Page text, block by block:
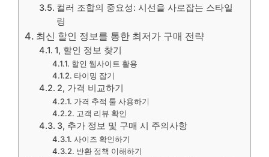
컬러 조합의 중요성: 시선을 사로잡는 스타일
링
최신 할인 정보를 통한 최저가 구매 전략
1, 할인 정보 찾기
할인 웹사이트 활용
타이밍 잡기
2, 가격 비교하기
가격 추적 툴 사용하기
고객 리뷰 확인
3, 추가 정보 및 구매 시 주의사항
사이즈 확인하기
반환 정책 이해하기